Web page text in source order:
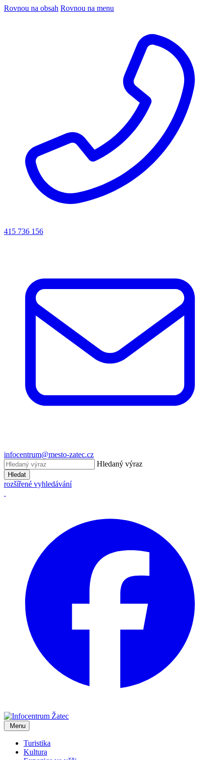
Rovnou na obsah Rovnou na menu
415 736 156
infocentrum@mesto-zatec.cz
Hledaný výraz
Hledat
rozšířené vyhledávání
Menu
Turistika
Kultura